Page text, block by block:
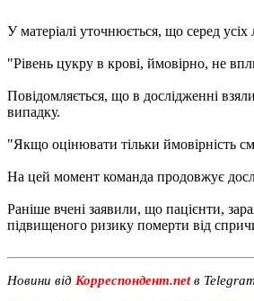
У матеріалі уточнюється, що серед
"Рівень цукру в крові, ймовірно, не
Повідомляється, що в дослідженні
випадку.
"Якщо оцінювати тільки ймовірність
На цей момент команда продовжує
Раніше вчені заявили, що пацієнти,
підвищеного ризику померти від
Новини від Корреспондент.netв